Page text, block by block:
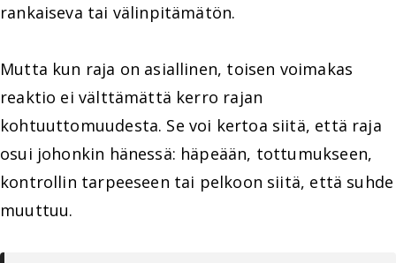
rankaiseva tai välinpitämätön.
Mutta kun raja on asiallinen, toisen voimakas
reaktio ei välttämättä kerro rajan
kohtuuttomuudesta. Se voi kertoa siitä, että raja
osui johonkin hänessä: häpeään, tottumukseen,
kontrollin tarpeeseen tai pelkoon siitä, että suhde
muuttuu.